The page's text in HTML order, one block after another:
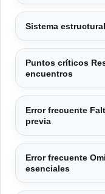
Sistema
Puntos críticos
encuentros
Error frecuente
previa
Error frecuente
esenciales